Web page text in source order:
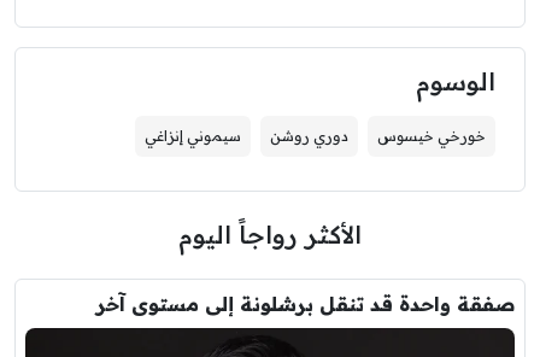
الوسوم
خورخي خيسوس دوري روشن سيموني إنزاغي
الأكثر رواجاً اليوم
صفقة واحدة قد تنقل برشلونة إلى مستوى آخر